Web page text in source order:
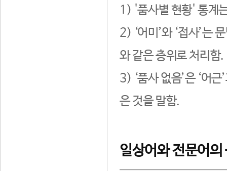
1) '품사별 현황' 통계
2) ‘어미’와 ‘접사’는
와 같은 층위로 처리함.
3) ‘품사 없음’은 ‘어
은 것을 말함.
일상어와 전문어의